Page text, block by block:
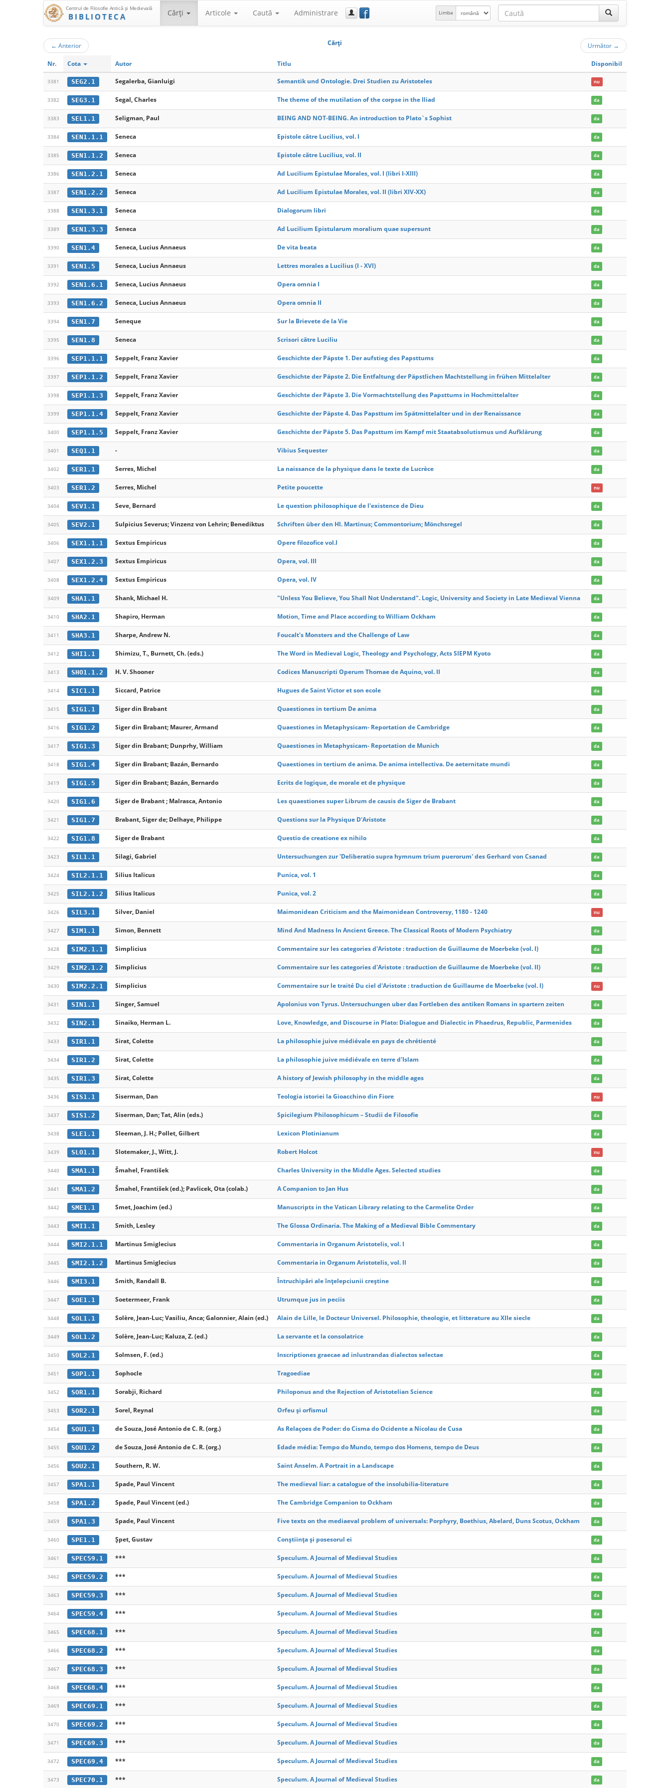
Centrul de Filosofie Antică şi Medievală
BIBLIOTECA Cărţi Articole Caută Administrare f Limba
← Anterior Cărţi Următor →
Nr. Cota Autor Titlu Disponibil
3381 SEG2.1 Segalerba, Gianluigi Semantik und Ontologie. Drei Studien zu Aristoteles nu
3382 SEG3.1 Segal, Charles The theme of the mutilation of the corpse in the Iliad da
3383 SEL1.1 Seligman, Paul BEING AND NOT-BEING. An introduction to Plato`s Sophist da
3384 SEN1.1.1 Seneca Epistole către Lucilius, vol. I da
3385 SEN1.1.2 Seneca Epistole către Lucilius, vol. II da
3386 SEN1.2.1 Seneca Ad Lucilium Epistulae Morales, vol. I (libri I-XIII) da
3387 SEN1.2.2 Seneca Ad Lucilium Epistulae Morales, vol. II (libri XIV-XX) da
3388 SEN1.3.1 Seneca Dialogorum libri da
3389 SEN1.3.3 Seneca Ad Lucilium Epistularum moralium quae supersunt da
3390 SEN1.4 Seneca, Lucius Annaeus De vita beata da
3391 SEN1.5 Seneca, Lucius Annaeus Lettres morales a Lucilius (I - XVI) da
3392 SEN1.6.1 Seneca, Lucius Annaeus Opera omnia I da
3393 SEN1.6.2 Seneca, Lucius Annaeus Opera omnia II da
3394 SEN1.7 Seneque Sur la Brievete de la Vie da
3395 SEN1.8 Seneca Scrisori către Luciliu da
3396 SEP1.1.1 Seppelt, Franz Xavier Geschichte der Päpste 1. Der aufstieg des Papsttums da
3397 SEP1.1.2 Seppelt, Franz Xavier Geschichte der Päpste 2. Die Entfaltung der Päpstlichen Machtstellung in frühen Mittelalter da
3398 SEP1.1.3 Seppelt, Franz Xavier Geschichte der Päpste 3. Die Vormachtstellung des Papsttums in Hochmittelalter da
3399 SEP1.1.4 Seppelt, Franz Xavier Geschichte der Päpste 4. Das Papsttum im Spätmittelalter und in der Renaissance da
3400 SEP1.1.5 Seppelt, Franz Xavier Geschichte der Päpste 5. Das Papsttum im Kampf mit Staatabsolutismus und Aufklärung da
3401 SEQ1.1 - Vibius Sequester da
3402 SER1.1 Serres, Michel La naissance de la physique dans le texte de Lucrèce da
3403 SER1.2 Serres, Michel Petite poucette nu
3404 SEV1.1 Seve, Bernard Le question philosophique de l'existence de Dieu da
3405 SEV2.1 Sulpicius Severus; Vinzenz von Lehrin; Benediktus Schriften über den Hl. Martinus; Commontorium; Mönchsregel da
3406 SEX1.1.1 Sextus Empiricus Opere filozofice vol.I da
3407 SEX1.2.3 Sextus Empiricus Opera, vol. III da
3408 SEX1.2.4 Sextus Empiricus Opera, vol. IV da
3409 SHA1.1 Shank, Michael H. "Unless You Believe, You Shall Not Understand". Logic, University and Society in Late Medieval Vienna da
3410 SHA2.1 Shapiro, Herman Motion, Time and Place according to William Ockham da
3411 SHA3.1 Sharpe, Andrew N. Foucalt's Monsters and the Challenge of Law da
3412 SHI1.1 Shimizu, T., Burnett, Ch. (eds.) The Word in Medieval Logic, Theology and Psychology, Acts SIEPM Kyoto da
3413 SHO1.1.2 H. V. Shooner Codices Manuscripti Operum Thomae de Aquino, vol. II da
3414 SIC1.1 Siccard, Patrice Hugues de Saint Victor et son ecole da
3415 SIG1.1 Siger din Brabant Quaestiones in tertium De anima da
3416 SIG1.2 Siger din Brabant; Maurer, Armand Quaestiones in Metaphysicam- Reportation de Cambridge da
3417 SIG1.3 Siger din Brabant; Dunprhy, William Quaestiones in Metaphysicam- Reportation de Munich da
3418 SIG1.4 Siger din Brabant; Bazán, Bernardo Quaestiones in tertium de anima. De anima intellectiva. De aeternitate mundi da
3419 SIG1.5 Siger din Brabant; Bazán, Bernardo Ecrits de logique, de morale et de physique da
3420 SIG1.6 Siger de Brabant ; Malrasca, Antonio Les quaestiones super Librum de causis de Siger de Brabant da
3421 SIG1.7 Brabant, Siger de; Delhaye, Philippe Questions sur la Physique D'Aristote da
3422 SIG1.8 Siger de Brabant Questio de creatione ex nihilo da
3423 SIL1.1 Silagi, Gabriel Untersuchungen zur 'Deliberatio supra hymnum trium puerorum' des Gerhard von Csanad da
3424 SIL2.1.1 Silius Italicus Punica, vol. 1 da
3425 SIL2.1.2 Silius Italicus Punica, vol. 2 da
3426 SIL3.1 Silver, Daniel Maimonidean Criticism and the Maimonidean Controversy, 1180 - 1240 nu
3427 SIM1.1 Simon, Bennett Mind And Madness In Ancient Greece. The Classical Roots of Modern Psychiatry da
3428 SIM2.1.1 Simplicius Commentaire sur les categories d'Aristote : traduction de Guillaume de Moerbeke (vol. I) da
3429 SIM2.1.2 Simplicius Commentaire sur les categories d'Aristote : traduction de Guillaume de Moerbeke (vol. II) da
3430 SIM2.2.1 Simplicius Commentaire sur le traité Du ciel d'Aristote : traduction de Guillaume de Moerbeke (vol. I) nu
3431 SIN1.1 Singer, Samuel Apolonius von Tyrus. Untersuchungen uber das Fortleben des antiken Romans in spartern zeiten da
3432 SIN2.1 Sinaiko, Herman L. Love, Knowledge, and Discourse in Plato: Dialogue and Dialectic in Phaedrus, Republic, Parmenides da
3433 SIR1.1 Sirat, Colette La philosophie juive médiévale en pays de chrétienté da
3434 SIR1.2 Sirat, Colette La philosophie juive médiévale en terre d'Islam da
3435 SIR1.3 Sirat, Colette A history of Jewish philosophy in the middle ages da
3436 SIS1.1 Siserman, Dan Teologia istoriei la Gioacchino din Fiore nu
3437 SIS1.2 Siserman, Dan; Tat, Alin (eds.) Spicilegium Philosophicum – Studii de Filosofie da
3438 SLE1.1 Sleeman, J. H.; Pollet, Gilbert Lexicon Plotinianum da
3439 SLO1.1 Slotemaker, J., Witt, J. Robert Holcot nu
3440 SMA1.1 Šmahel, František Charles University in the Middle Ages. Selected studies da
3441 SMA1.2 Šmahel, František (ed.); Pavlicek, Ota (colab.) A Companion to Jan Hus da
3442 SME1.1 Smet, Joachim (ed.) Manuscripts in the Vatican Library relating to the Carmelite Order da
3443 SMI1.1 Smith, Lesley The Glossa Ordinaria. The Making of a Medieval Bible Commentary da
3444 SMI2.1.1 Martinus Smiglecius Commentaria in Organum Aristotelis, vol. I da
3445 SMI2.1.2 Martinus Smiglecius Commentaria in Organum Aristotelis, vol. II da
3446 SMI3.1 Smith, Randall B. Întruchipări ale înțelepciunii creștine da
3447 SOE1.1 Soetermeer, Frank Utrumque jus in peciis da
3448 SOL1.1 Solère, Jean-Luc; Vasiliu, Anca; Galonnier, Alain (ed.) Alain de Lille, le Docteur Universel. Philosophie, theologie, et litterature au XIIe siecle da
3449 SOL1.2 Solère, Jean-Luc; Kaluza, Z. (ed.) La servante et la consolatrice da
3450 SOL2.1 Solmsen, F. (ed.) Inscriptiones graecae ad inlustrandas dialectos selectae da
3451 SOP1.1 Sophocle Tragoediae da
3452 SOR1.1 Sorabji, Richard Philoponus and the Rejection of Aristotelian Science da
3453 SOR2.1 Sorel, Reynal Orfeu şi orfismul da
3454 SOU1.1 de Souza, José Antonio de C. R. (org.) As Relaçoes de Poder: do Cisma do Ocidente a Nicolau de Cusa da
3455 SOU1.2 de Souza, José Antonio de C. R. (org.) Edade média: Tempo do Mundo, tempo dos Homens, tempo de Deus da
3456 SOU2.1 Southern, R. W. Saint Anselm. A Portrait in a Landscape da
3457 SPA1.1 Spade, Paul Vincent The medieval liar: a catalogue of the insolubilia-literature da
3458 SPA1.2 Spade, Paul Vincent (ed.) The Cambridge Companion to Ockham da
3459 SPA1.3 Spade, Paul Vincent Five texts on the mediaeval problem of universals: Porphyry, Boethius, Abelard, Duns Scotus, Ockham da
3460 SPE1.1 Șpet, Gustav Conștiința și posesorul ei da
3461 SPEC59.1 *** Speculum. A Journal of Medieval Studies da
3462 SPEC59.2 *** Speculum. A Journal of Medieval Studies da
3463 SPEC59.3 *** Speculum. A Journal of Medieval Studies da
3464 SPEC59.4 *** Speculum. A Journal of Medieval Studies da
3465 SPEC68.1 *** Speculum. A Journal of Medieval Studies da
3466 SPEC68.2 *** Speculum. A Journal of Medieval Studies da
3467 SPEC68.3 *** Speculum. A Journal of Medieval Studies da
3468 SPEC68.4 *** Speculum. A Journal of Medieval Studies da
3469 SPEC69.1 *** Speculum. A Journal of Medieval Studies da
3470 SPEC69.2 *** Speculum. A Journal of Medieval Studies da
3471 SPEC69.3 *** Speculum. A Journal of Medieval Studies da
3472 SPEC69.4 *** Speculum. A Journal of Medieval Studies da
3473 SPEC70.1 *** Speculum. A Journal of Medieval Studies da